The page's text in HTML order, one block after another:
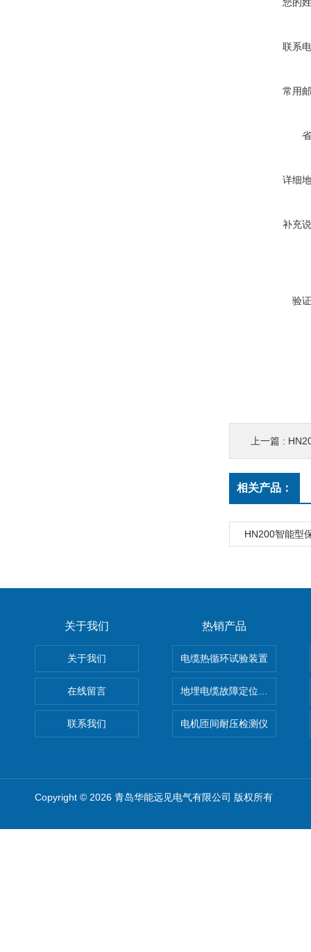
联系
常用
详细
补充
验
上一篇 :
相关产品：
HN200智能型
关于我们
关于我们
在线留言
联系我们
热销产品
电缆热循环试验装置
地埋电缆故障定位仪 地下电
电机匝间耐压检测仪
Copyright © 2026 青岛华能远见电气有限公司 版权所有